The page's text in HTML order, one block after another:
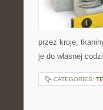
przez kroje,
je do własnej
CATEGORIES: